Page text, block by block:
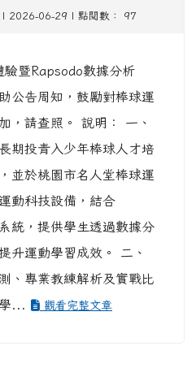
| 2026-06-29 | 點閱數： 97
驗暨Rapsodo數據分析
公告周知，鼓勵對棒球運
，請查照。 說明： 一、
期投青入少年棒球人才培
並於桃園市名人堂棒球運
動科技設備，結合
統，提供學生透過數據分
升運動學習成效。 二、
、專業教練解析及實戰比
...
觀看完整文章